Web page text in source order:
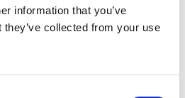
information that you’ve
collected from your use